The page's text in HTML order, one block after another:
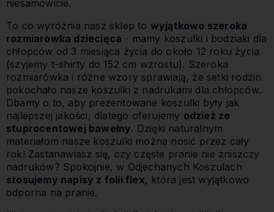
niesamowicie.
To co wyróżnia nasz sklep to wyjątkowo szeroka
rozmiarówka dziecięca - mamy koszulki i bodziaki dla
chłopców od 3 miesiąca życia do około 12 roku życia
(szyjemy t-shirty do 152 cm wzrostu). Szeroka
rozmiarówka i różne wzory sprawiają, że setki rodzin
pokochało nasze koszulki z nadrukami dla chłopców.
Dbamy o to, aby prezentowane koszulki były jak
najlepszej jakości, dlatego oferujemy odzież ze
stuprocentowej bawełny. Dzięki naturalnym
materiałom nasze koszulki można nosić przez cały
rok! Zastanawiasz się, czy częste pranie nie zniszczy
nadruków? Spokojnie, w Odjechanych Koszulach
stosujemy napisy z folii flex, która jest wyjątkowo
odporna na pranie.